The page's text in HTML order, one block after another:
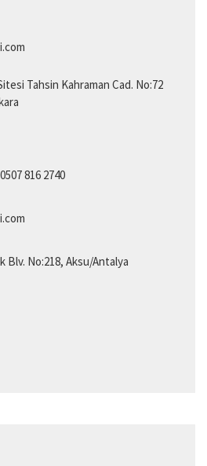
Tahsin Kahraman Cad. No:72
816 2740
Blv. No:218, Aksu/Antalya